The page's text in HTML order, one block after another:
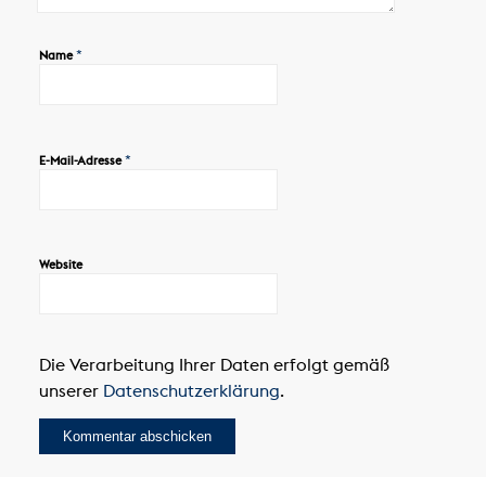
Name*
E-Mail-Adresse*
Website
Die Verarbeitung Ihrer Daten erfolgt gemäß
unserer Datenschutzerklärung.